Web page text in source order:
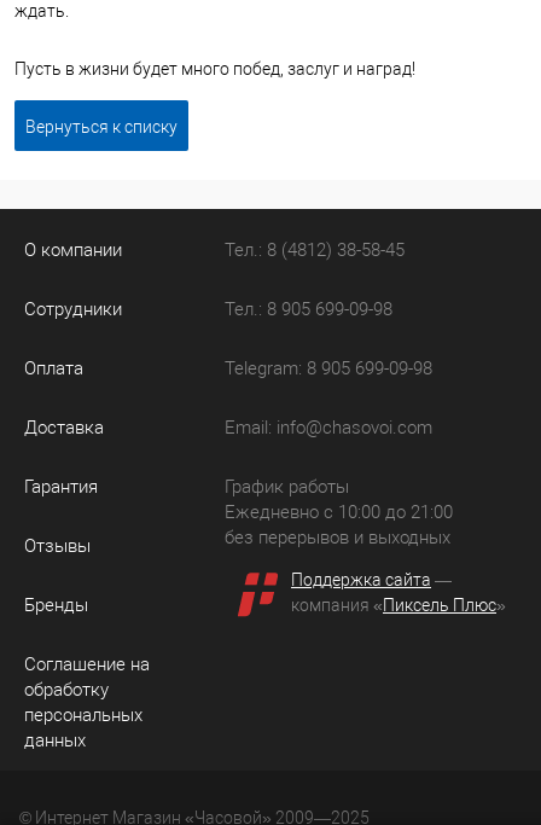
ждать.
Пусть в жизни будет много побед, заслуг и наград!
Вернуться к списку
О компании
Сотрудники
Оплата
Доставка
Гарантия
Отзывы
Бренды
Соглашение на
обработку
персональных
данных
Тел.: 8 (4812) 38-58-45
Тел.: 8 905 699-09-98
Telegram: 8 905 699-09-98
Email: info@chasovoi.com
График работы
Ежедневно с 10:00 до 21:00
без перерывов и выходных
Поддержка сайта —
компания «Пиксель Плюс»
© Интернет Магазин «Часовой» 2009—2025